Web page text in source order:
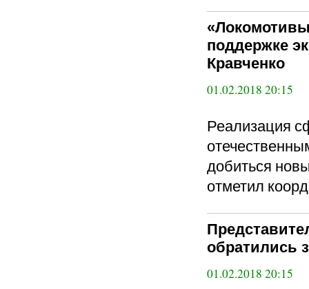
поддержке
Кравченко
01.02.2018 20:15
Реализация
добиться
отметил
обратились
01.02.2018 20:15